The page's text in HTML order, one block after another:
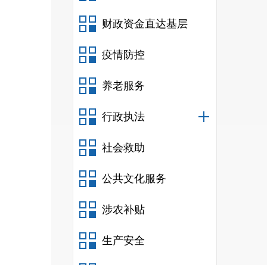
财政资金直达基层
疫情防控
养老服务
行政执法
社会救助
公共文化服务
涉农补贴
生产安全